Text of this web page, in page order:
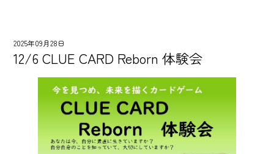
2025年09月28日
12/6 CLUE CARD Reborn 体験会